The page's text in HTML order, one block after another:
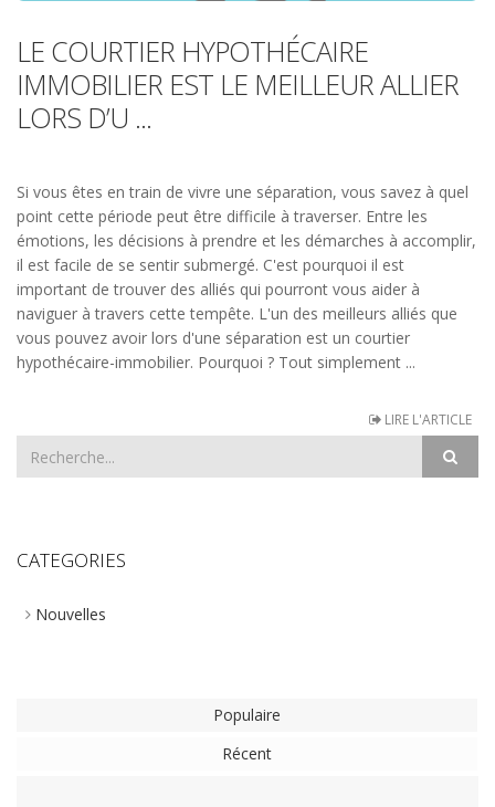
LE COURTIER HYPOTHÉCAIRE
IMMOBILIER EST LE MEILLEUR ALLIER
LORS D’U ...
Si vous êtes en train de vivre une séparation, vous savez à quel
point cette période peut être difficile à traverser. Entre les
émotions, les décisions à prendre et les démarches à accomplir,
il est facile de se sentir submergé. C'est pourquoi il est
important de trouver des alliés qui pourront vous aider à
naviguer à travers cette tempête. L'un des meilleurs alliés que
vous pouvez avoir lors d'une séparation est un courtier
hypothécaire-immobilier. Pourquoi ? Tout simplement ...
LIRE L'ARTICLE
CATEGORIES
Nouvelles
Populaire
Récent